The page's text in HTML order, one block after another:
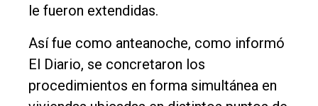
Fúnebres
Edición
Empresa
Nosotros
le fueron extendidas.
Así fue como anteanoche, como informó
El Diario, se concretaron los
procedimientos en forma simultánea en